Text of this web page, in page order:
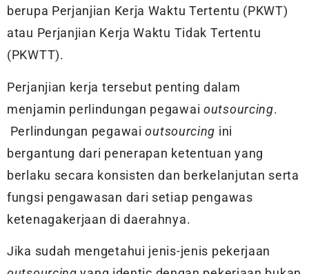
berupa Perjanjian Kerja Waktu Tertentu (PKWT)
atau Perjanjian Kerja Waktu Tidak Tertentu
(PKWTT).
Perjanjian kerja tersebut penting dalam
menjamin perlindungan pegawai outsourcing.
Perlindungan pegawaioutsourcing ini
bergantung dari penerapan ketentuan yang
berlaku secara konsisten dan berkelanjutan serta
fungsi pengawasan dari setiap pengawas
ketenagakerjaan di daerahnya.
Jika sudah mengetahui jenis-jenis pekerjaan